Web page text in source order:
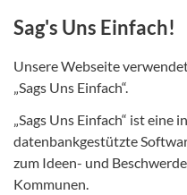
Sag's Uns Einfach!
Unsere Webseite
„Sags Uns Einfach“.
„Sags Uns Einfach“ ist eine
datenbankgestützte
zum Ideen- und
Kommunen.